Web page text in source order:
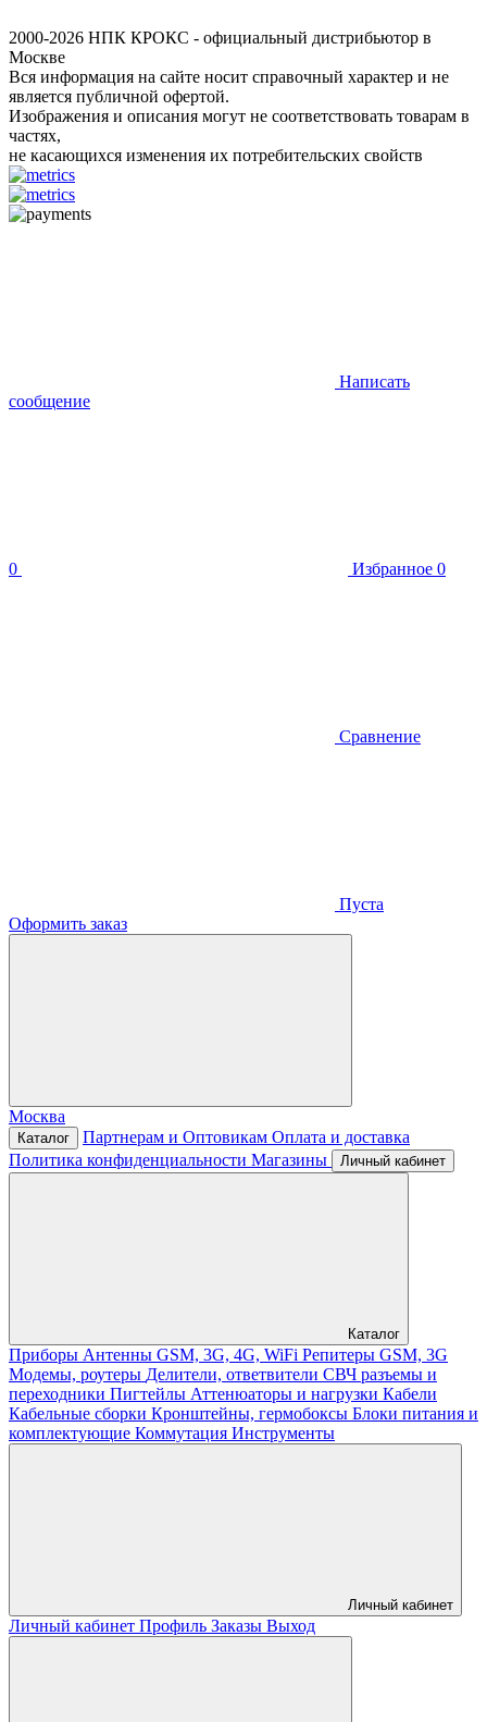
2000-2026 НПК КРОКС - официальный дистрибьютор в
Москве
Вся информация на сайте носит справочный характер и не
является публичной офертой.
Изображения и описания могут не соответствовать товарам в
частях,
не касающихся изменения их потребительских свойств
Написать
сообщение
0 Избранное 0
Сравнение
Пуста
Оформить заказ
Москва
Каталог Партнерам и Оптовикам Оплата и доставка
Политика конфиденциальности Магазины Личный кабинет
Каталог
Приборы Антенны GSM, 3G, 4G, WiFi Репитеры GSM, 3G
Модемы, роутеры Делители, ответвители СВЧ разъемы и
переходники Пигтейлы Аттенюаторы и нагрузки Кабели
Кабельные сборки Кронштейны, гермобоксы Блоки питания и
комплектующие Коммутация Инструменты
Личный кабинет
Личный кабинет Профиль Заказы Выход